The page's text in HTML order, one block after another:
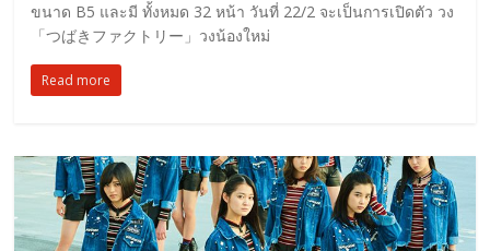
ขนาด B5 และมี ทั้งหมด 32 หน้า วันที่ 22/2 จะเป็นการเปิดตัว วง
「つばきファクトリー」วงน้องใหม่
Read more